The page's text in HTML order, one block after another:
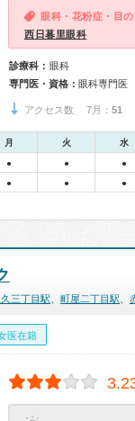
眼科・花粉症・目
西日暮里眼科
診療科： 眼科
専門医・資格： 眼科専門医
アクセス数 7月： 51 |
月 火 水
● ● ●
● ● ●
三丁目駅 町屋二丁目駅
医在籍